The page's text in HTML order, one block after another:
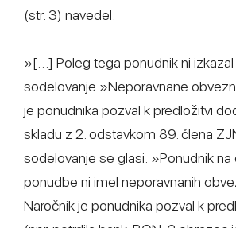
(str. 3) navedel:
»[…] Poleg tega ponudnik ni
sodelovanje »Neporavnane
je ponudnika pozval k predložitvi
skladu z 2. odstavkom 89. člena
sodelovanje se glasi: »Ponudnik na
ponudbe ni imel neporavnanih
Naročnik je ponudnika pozval k